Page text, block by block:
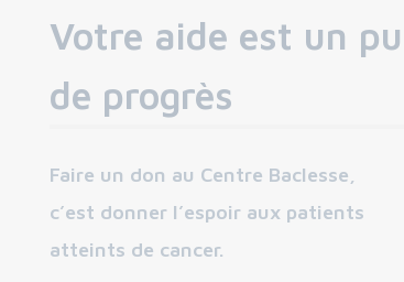
Votre aide est un
de progrès
Faire un don au Centre Baclesse,
c’est donner l’espoir aux patients
atteints de cancer.